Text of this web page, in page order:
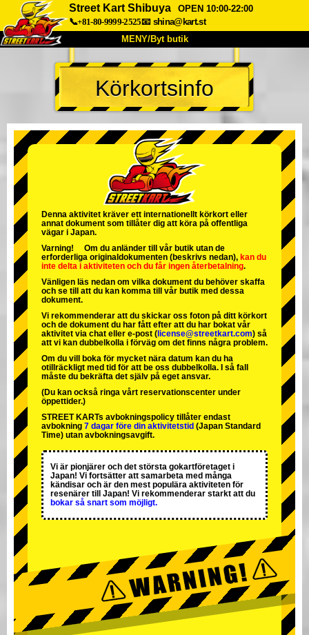
Street Kart Shibuya
OPEN 10:00-22:00
📞+81-80-9999-2525📧 shina@kart.st
MENY/Byt butik
HEM
Om oss Specifikationer Pris
Företag Boka
Byt butik
Tokyo Shinagawa
Tokyo Akihabara#2
Tokyo Shibuya Annex Tokyo Bay
Tokyo Asakusa Osaka
Okinawa
Körkortsinfo
Denna aktivitet kräver ett internationellt körkort eller
annat dokument som tillåter dig att köra på offentliga
vägar i Japan.
Varning! Om du anländer till vår butik utan de
erforderliga originaldokumenten (beskrivs nedan), kan du
inte delta i aktiviteten och du får ingen återbetalning.
Vänligen läs nedan om vilka dokument du behöver skaffa
och se till att du kan komma till vår butik med dessa
dokument.
Vi rekommenderar att du skickar oss foton på ditt körkort
och de dokument du har fått efter att du har bokat vår
aktivitet via chat eller e-post ( license@streetkart.com) så
att vi kan dubbelkolla i förväg om det finns några problem.
Om du vill boka för mycket nära datum kan du ha
otillräckligt med tid för att be oss dubbelkolla. I så fall
måste du bekräfta det själv på eget ansvar.
(Du kan också ringa vårt reservationscenter under
öppettider.)
STREET KARTs avbokningspolicy tillåter endast
avbokning 7 dagar före din aktivitetstid (Japan Standard
Time) utan avbokningsavgift.
Vi är pionjärer och det största gokartföretaget i
Japan! Vi fortsätter att samarbeta med många
kändisar och är den mest populära aktiviteten för
resenärer till Japan! Vi rekommenderar starkt att du
bokar så snart som möjligt.